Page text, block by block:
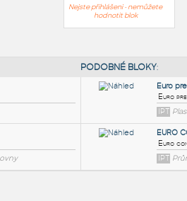
Nejste přihlášeni - nemůžete
hodnotit blok